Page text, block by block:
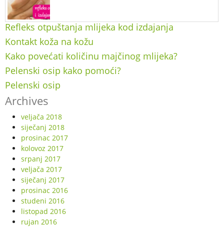
Refleks otpuštanja mlijeka kod izdajanja
Kontakt koža na kožu
Kako povećati količinu majčinog mlijeka?
Pelenski osip kako pomoći?
Pelenski osip
Archives
veljača 2018
siječanj 2018
prosinac 2017
kolovoz 2017
srpanj 2017
veljača 2017
siječanj 2017
prosinac 2016
studeni 2016
listopad 2016
rujan 2016